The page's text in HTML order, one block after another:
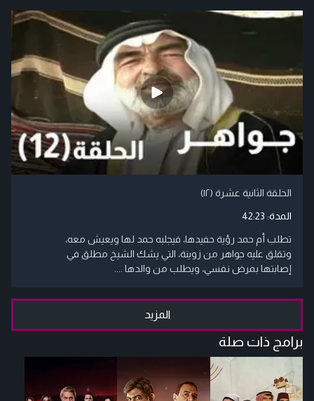
الحلقة الثانية عشرة (۱۲)
المدة: 42:23
تطلب أم حمد رؤية حفيدها، فيجلبه حمد لها ويعيش معه،
وتقلق عليه جواهر من زوينة، التي يشك الشيخ مطلق في
إصابتها بمرض نفسي، ويطلب من والدها ....
المزيد
برامج ذات صلة